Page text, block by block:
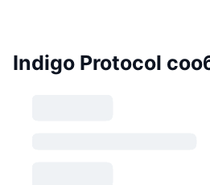
Indigo Protocol